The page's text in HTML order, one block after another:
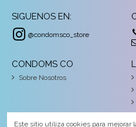
SIGUENOS EN:
@condomsco_store
CONDOMS CO
Sobre Nosotros
Este sitio utiliza cookies para mejorar